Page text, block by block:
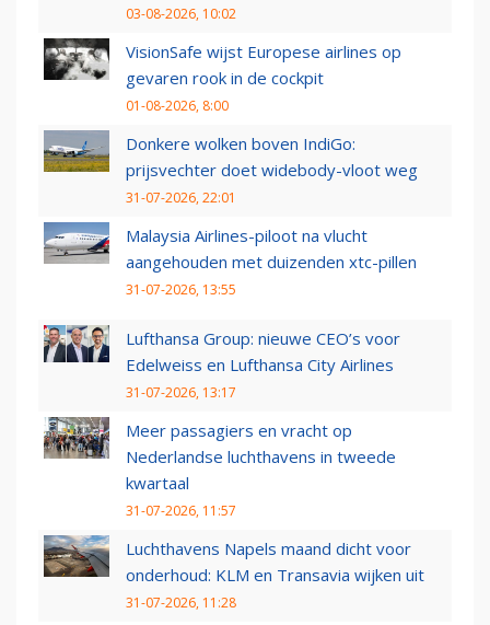
03-08-2026, 10:02
VisionSafe wijst Europese airlines op
gevaren rook in de cockpit
01-08-2026, 8:00
Donkere wolken boven IndiGo:
prijsvechter doet widebody-vloot weg
31-07-2026, 22:01
Malaysia Airlines-piloot na vlucht
aangehouden met duizenden xtc-pillen
31-07-2026, 13:55
Lufthansa Group: nieuwe CEO’s voor
Edelweiss en Lufthansa City Airlines
31-07-2026, 13:17
Meer passagiers en vracht op
Nederlandse luchthavens in tweede
kwartaal
31-07-2026, 11:57
Luchthavens Napels maand dicht voor
onderhoud: KLM en Transavia wijken uit
31-07-2026, 11:28